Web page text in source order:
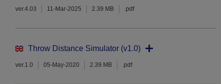
ver.4.03 11-Mar-2025 2.39 MB .pdf
Throw Distance Simulator (v1.0)
ver.1.0 05-May-2020 2.39 MB .pdf